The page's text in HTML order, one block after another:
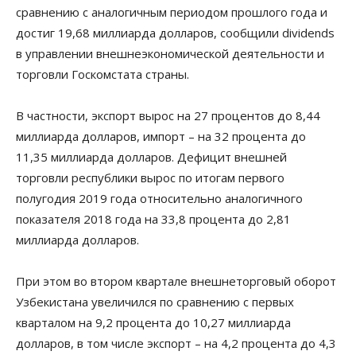
сравнению с аналогичным периодом прошлого года и
достиг 19,68 миллиарда долларов, сообщили dividends
в управлении внешнеэкономической деятельности и
торговли Госкомстата страны.
В частности, экспорт вырос на 27 процентов до 8,44
миллиарда долларов, импорт – на 32 процента до
11,35 миллиарда долларов. Дефицит внешней
торговли республики вырос по итогам первого
полугодия 2019 года относительно аналогичного
показателя 2018 года на 33,8 процента до 2,81
миллиарда долларов.
При этом во втором квартале внешнеторговый оборот
Узбекистана увеличился по сравнению с первых
кварталом на 9,2 процента до 10,27 миллиарда
долларов, в том числе экспорт – на 4,2 процента до 4,3